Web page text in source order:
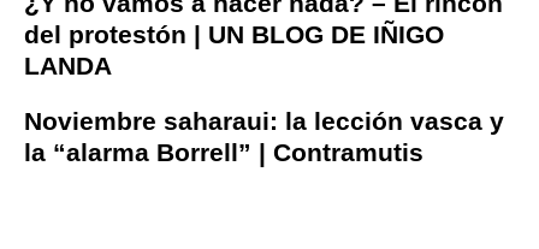
del protestón | UN BLOG DE IÑIGO
LANDA
Noviembre saharaui: la lección vasca y
la “alarma Borrell” | Contramutis